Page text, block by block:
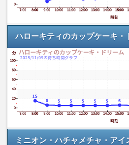
ハローキティのカップケーキ・
ミニオン・ハチャメチャ・アイ